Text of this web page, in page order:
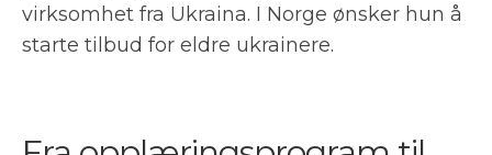
virksomhet fra Ukraina. I Norge ønsker hun å
starte tilbud for eldre ukrainere.